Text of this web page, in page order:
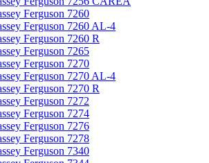
Ferguson 7260
Ferguson 7260 AL-4
Ferguson 7260 R
Ferguson 7265
Ferguson 7270
Ferguson 7270 AL-4
Ferguson 7270 R
Ferguson 7272
Ferguson 7274
Ferguson 7276
Ferguson 7278
Ferguson 7340